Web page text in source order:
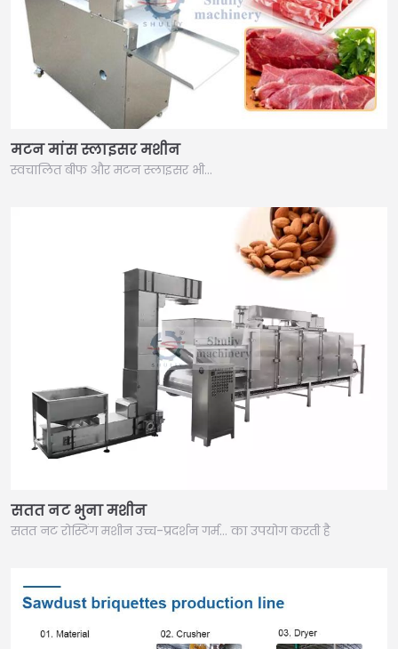
मटन मांस स्लाइसर मशीन
स्वचालित बीफ और मटन स्लाइसर भी…
सतत नट भुना मशीन
सतत नट रोस्टिंग मशीन उच्च-प्रदर्शन गर्म… का उपयोग करती है